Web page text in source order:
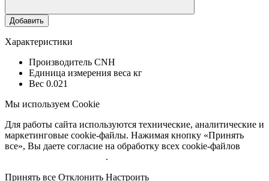
Добавить
Характеристики
Производитель CNH
Единица измерения веса кг
Вес 0.021
Мы используем Cookie
Для работы сайта используются технические, аналитические и
маркетинговые cookie-файлы. Нажимая кнопку «Принять
все», Вы даете согласие на обработку всех cookie-файлов
.
Принять все Отклонить Настроить